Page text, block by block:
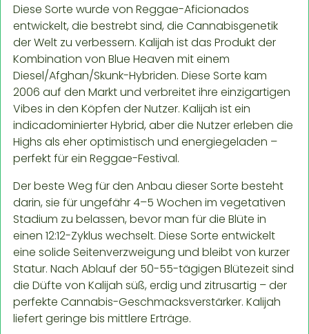
Diese Sorte wurde von Reggae-Aficionados
entwickelt, die bestrebt sind, die Cannabisgenetik
der Welt zu verbessern. Kalijah ist das Produkt der
Kombination von Blue Heaven mit einem
Diesel/Afghan/Skunk-Hybriden. Diese Sorte kam
2006 auf den Markt und verbreitet ihre einzigartigen
Vibes in den Köpfen der Nutzer. Kalijah ist ein
indicadominierter Hybrid, aber die Nutzer erleben die
Highs als eher optimistisch und energiegeladen –
perfekt für ein Reggae-Festival.
Der beste Weg für den Anbau dieser Sorte besteht
darin, sie für ungefähr 4–5 Wochen im vegetativen
Stadium zu belassen, bevor man für die Blüte in
einen 12:12-Zyklus wechselt. Diese Sorte entwickelt
eine solide Seitenverzweigung und bleibt von kurzer
Statur. Nach Ablauf der 50-55-tägigen Blütezeit sind
die Düfte von Kalijah süß, erdig und zitrusartig – der
perfekte Cannabis-Geschmacksverstärker. Kalijah
liefert geringe bis mittlere Erträge.